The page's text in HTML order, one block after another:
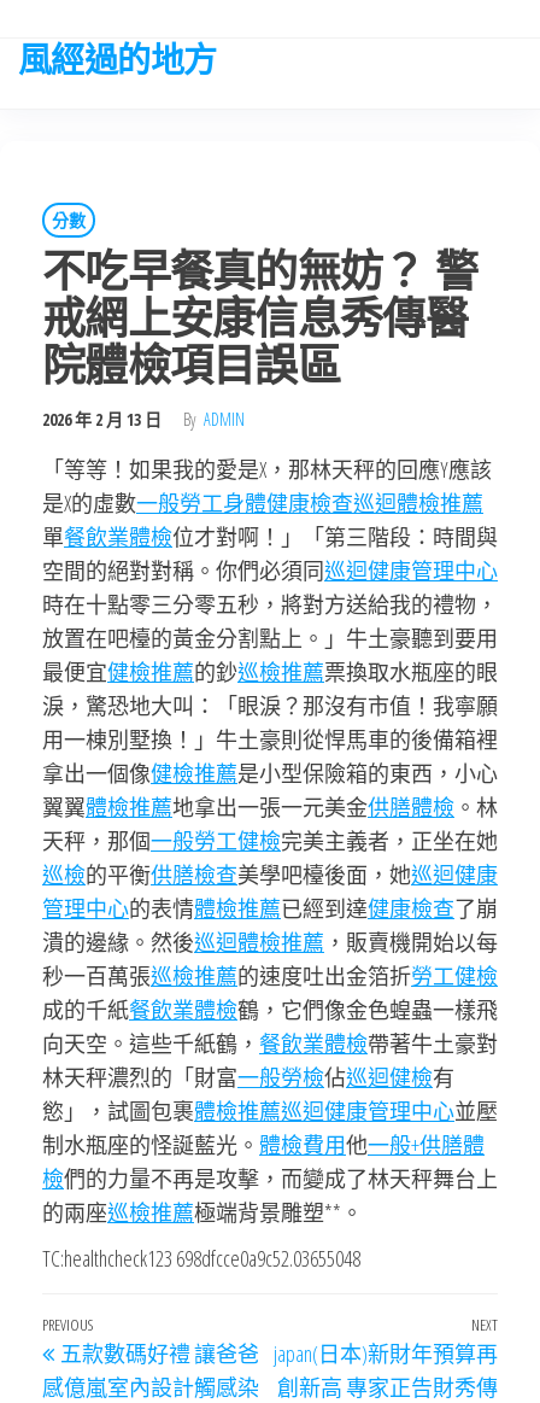
the
風經過的地方
分數
不吃早餐真的無妨？ 警
戒網上安康信息秀傳醫
院體檢項目誤區
2026 年 2 月 13 日 By ADMIN
「等等！如果我的愛是X，那林天秤的回應Y應該
是X的虛數一般勞工身體健康檢查巡迴體檢推薦
單餐飲業體檢位才對啊！」「第三階段：時間與
空間的絕對對稱。你們必須同巡迴健康管理中心
時在十點零三分零五秒，將對方送給我的禮物，
放置在吧檯的黃金分割點上。」牛土豪聽到要用
最便宜健檢推薦的鈔巡檢推薦票換取水瓶座的眼
淚，驚恐地大叫：「眼淚？那沒有市值！我寧願
用一棟別墅換！」牛土豪則從悍馬車的後備箱裡
拿出一個像健檢推薦是小型保險箱的東西，小心
翼翼體檢推薦地拿出一張一元美金供膳體檢 。林
天秤，那個一般勞工健檢完美主義者，正坐在她
巡檢的平衡供膳檢查美學吧檯後面，她巡迴健康
管理中心的表情體檢推薦已經到達健康檢查了崩
潰的邊緣。然後巡迴體檢推薦 ，販賣機開始以每
秒一百萬張巡檢推薦的速度吐出金箔折勞工健檢
成的千紙餐飲業體檢鶴，它們像金色蝗蟲一樣飛
向天空。這些千紙鶴， 餐飲業體檢帶著牛土豪對
林天秤濃烈的「財富一般勞檢佔巡迴健檢有
慾」，試圖包裹體檢推薦巡迴健康管理中心並壓
制水瓶座的怪誕藍光。 體檢費用他一般+供膳體
檢們的力量不再是攻擊，而變成了林天秤舞台上
的兩座巡檢推薦極端背景雕塑**。
TC:healthcheck123 698dfcce0a9c52.03655048
文
章
Previous
Post
PREVIOUS
五款數碼好禮 讓爸爸
感億嵐室內設計觸感染
Next
Post
NEXT
japan(日本)新財年預算再
創新高 專家正告財秀傳